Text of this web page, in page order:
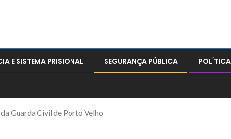
E SISTEMA PRISIONAL SEGURANÇA PÚBLICA POLÍTICA
Guarda Civil de Porto Velho